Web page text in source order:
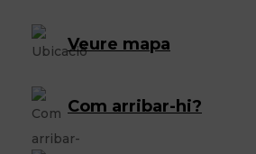
Veure mapa
Com arribar-hi?